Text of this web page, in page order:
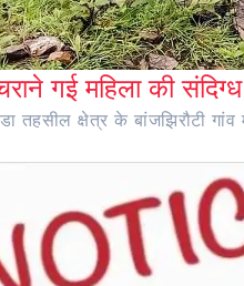
गई महिला की
तहसील क्षेत्र के बांजझिरौटी